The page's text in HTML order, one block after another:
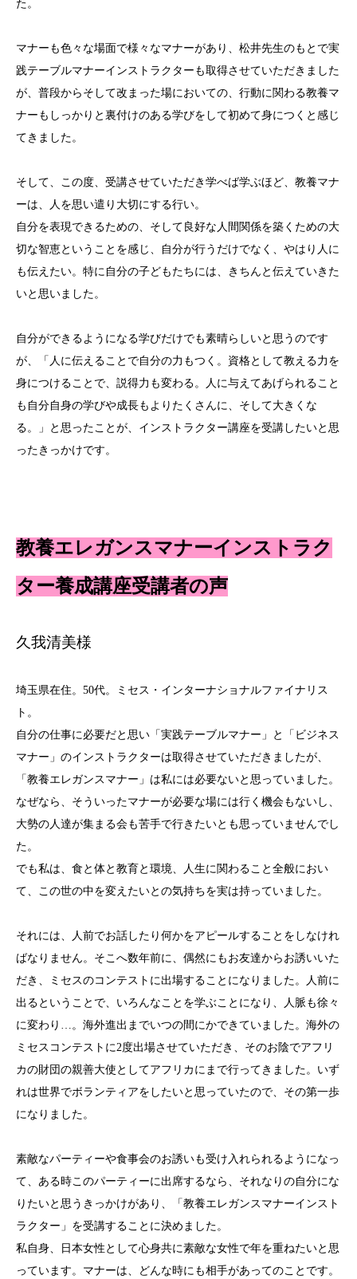
た。
マナーも色々な場面で様々なマナーがあり、松井先生のもとで実
践テーブルマナーインストラクターも取得させていただきました
が、普段からそして改まった場においての、行動に関わる教養マ
ナーもしっかりと裏付けのある学びをして初めて身につくと感じ
てきました。
そして、この度、受講させていただき学べば学ぶほど、教養マナ
ーは、人を思い遣り大切にする行い。
自分を表現できるための、そして良好な人間関係を築くための大
切な智恵ということを感じ、自分が行うだけでなく、やはり人に
も伝えたい。特に自分の子どもたちには、きちんと伝えていきた
いと思いました。
自分ができるようになる学びだけでも素晴らしいと思うのです
が、「人に伝えることで自分の力もつく。資格として教える力を
身につけることで、説得力も変わる。人に与えてあげられること
も自分自身の学びや成長もよりたくさんに、そして大きくな
る。」と思ったことが、インストラクター講座を受講したいと思
ったきっかけです。
教養エレガンスマナーインストラク
ター養成講座受講者の声
久我清美様
埼玉県在住。50代。ミセス・インターナショナルファイナリス
ト。
自分の仕事に必要だと思い「実践テーブルマナー」と「ビジネス
マナー」のインストラクターは取得させていただきましたが、
「教養エレガンスマナー」は私には必要ないと思っていました。
なぜなら、そういったマナーが必要な場には行く機会もないし、
大勢の人達が集まる会も苦手で行きたいとも思っていませんでし
た。
でも私は、食と体と教育と環境、人生に関わること全般におい
て、この世の中を変えたいとの気持ちを実は持っていました。
それには、人前でお話したり何かをアピールすることをしなけれ
ばなりません。そこへ数年前に、偶然にもお友達からお誘いいた
だき、ミセスのコンテストに出場することになりました。人前に
出るということで、いろんなことを学ぶことになり、人脈も徐々
に変わり…。海外進出までいつの間にかできていました。海外の
ミセスコンテストに2度出場させていただき、そのお陰でアフリ
カの財団の親善大使としてアフリカにまで行ってきました。いず
れは世界でボランティアをしたいと思っていたので、その第一歩
になりました。
素敵なパーティーや食事会のお誘いも受け入れられるようになっ
て、ある時このパーティーに出席するなら、それなりの自分にな
りたいと思うきっかけがあり、「教養エレガンスマナーインスト
ラクター」を受講することに決めました。
私自身、日本女性として心身共に素敵な女性で年を重ねたいと思
っています。マナーは、どんな時にも相手があってのことです。